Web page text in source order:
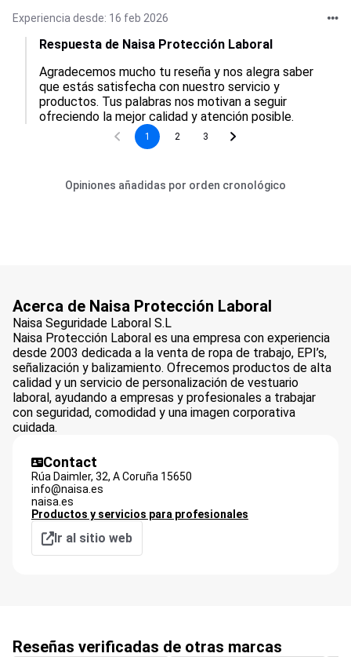
Experiencia desde: 16 feb 2026
Respuesta de Naisa Protección Laboral
Agradecemos mucho tu reseña y nos alegra saber
que estás satisfecha con nuestro servicio y
productos. Tus palabras nos motivan a seguir
ofreciendo la mejor calidad y atención posible.
1 2 3
Opiniones añadidas por orden cronológico
Acerca de Naisa Protección Laboral
Naisa Seguridade Laboral S.L
Naisa Protección Laboral es una empresa con experiencia
desde 2003 dedicada a la venta de ropa de trabajo, EPI’s,
señalización y balizamiento. Ofrecemos productos de alta
calidad y un servicio de personalización de vestuario
laboral, ayudando a empresas y profesionales a trabajar
con seguridad, comodidad y una imagen corporativa
cuidada.
Contact
Rúa Daimler, 32, A Coruña 15650
info@naisa.es
naisa.es
Productos y servicios para profesionales
Ir al sitio web
Reseñas verificadas de otras marcas